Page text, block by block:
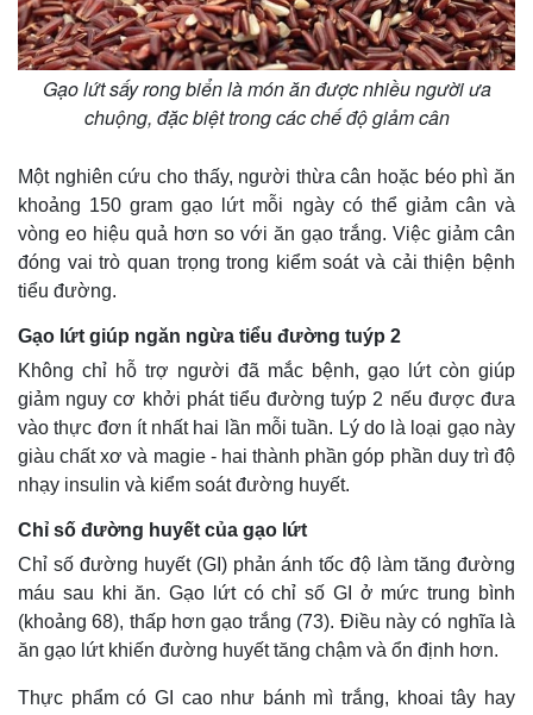
Thế giới
Quan sát
Cuộc sống đó đây
Hồ sơ
Multimedia
Video
Ảnh
E-Magazine
Infographic
Gạo lứt sấy rong biển là món ăn được nhiều người ưa
chuộng, đặc biệt trong các chế độ giảm cân
Một nghiên cứu cho thấy, người thừa cân hoặc béo phì ăn
khoảng 150 gram gạo lứt mỗi ngày có thể giảm cân và
vòng eo hiệu quả hơn so với ăn gạo trắng. Việc giảm cân
đóng vai trò quan trọng trong kiểm soát và cải thiện bệnh
tiểu đường.
Gạo lứt giúp ngăn ngừa tiểu đường tuýp 2
Không chỉ hỗ trợ người đã mắc bệnh, gạo lứt còn giúp
giảm nguy cơ khởi phát tiểu đường tuýp 2 nếu được đưa
vào thực đơn ít nhất hai lần mỗi tuần. Lý do là loại gạo này
giàu chất xơ và magie - hai thành phần góp phần duy trì độ
nhạy insulin và kiểm soát đường huyết.
Chỉ số đường huyết của gạo lứt
Chỉ số đường huyết (GI) phản ánh tốc độ làm tăng đường
máu sau khi ăn. Gạo lứt có chỉ số GI ở mức trung bình
(khoảng 68), thấp hơn gạo trắng (73). Điều này có nghĩa là
ăn gạo lứt khiến đường huyết tăng chậm và ổn định hơn.
Thực phẩm có GI cao như bánh mì trắng, khoai tây hay